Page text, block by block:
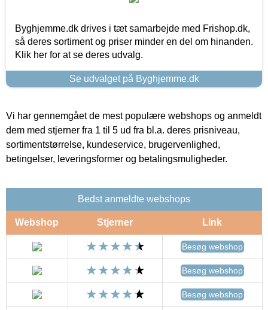
Byghjemme.dk drives i tæt samarbejde med Frishop.dk,
så deres sortiment og priser minder en del om hinanden.
Klik her for at se deres udvalg.
Se udvalget på Byghjemme.dk
Vi har gennemgået de mest populære webshops og anmeldt
dem med stjerner fra 1 til 5 ud fra bl.a. deres prisniveau,
sortimentstørrelse, kundeservice, brugervenlighed,
betingelser, leveringsformer og betalingsmuligheder.
Bedst anmeldte webshops
Webshop Stjerner Link
Besøg webshop
Besøg webshop
Besøg webshop